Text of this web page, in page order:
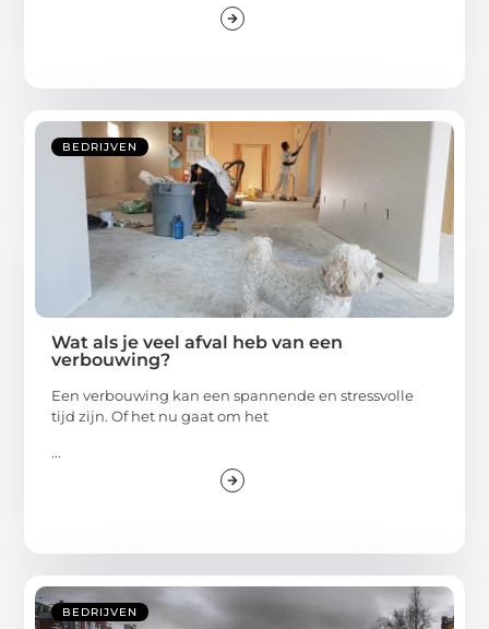
BEDRIJVEN
Wat als je veel afval heb van een
verbouwing?
Een verbouwing kan een spannende en stressvolle
tijd zijn. Of het nu gaat om het
...
BEDRIJVEN